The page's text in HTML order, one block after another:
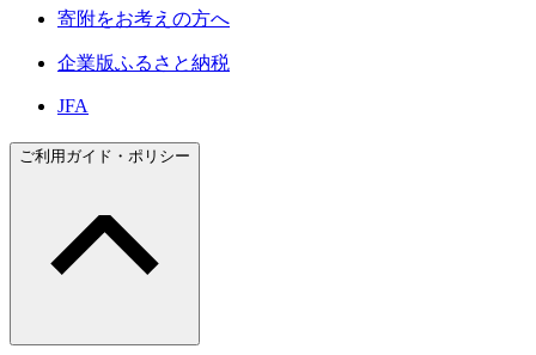
寄附をお考えの方へ
企業版ふるさと納税
JFA
ご利用ガイド・ポリシー